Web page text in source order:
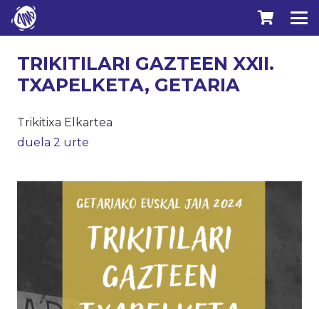
TRIKITILARI GAZTEEN XXII.
TXAPELKETA, GETARIA
Trikitixa Elkartea
duela 2 urte